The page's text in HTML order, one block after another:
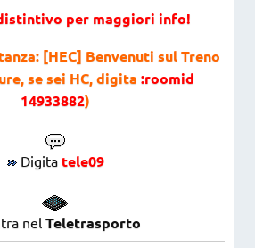
per maggiori info!
[HEC] Benvenuti sul Treno
se sei HC, digita :roomid
14933882)
Digita tele09
nelTeletrasporto